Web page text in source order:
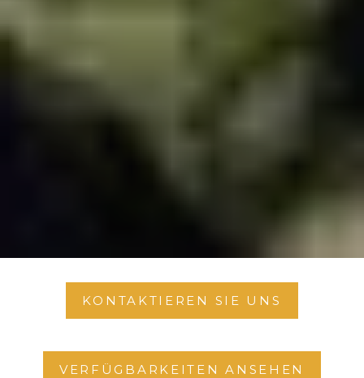
KONTAKTIEREN SIE UNS
VERFÜGBARKEITEN ANSEHEN